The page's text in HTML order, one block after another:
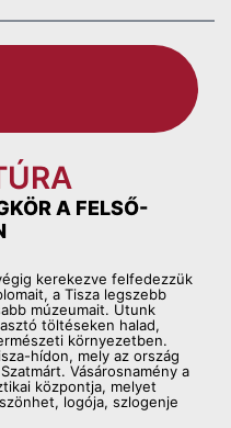
A FELSŐ-
kerekezve felfedezzük
a Tisza legszebb
múzeumait. Utunk
töltéseken halad,
környezetben.
hídon, mely az ország
Vásárosnamény a
központja, melyet
logója, szlogenje